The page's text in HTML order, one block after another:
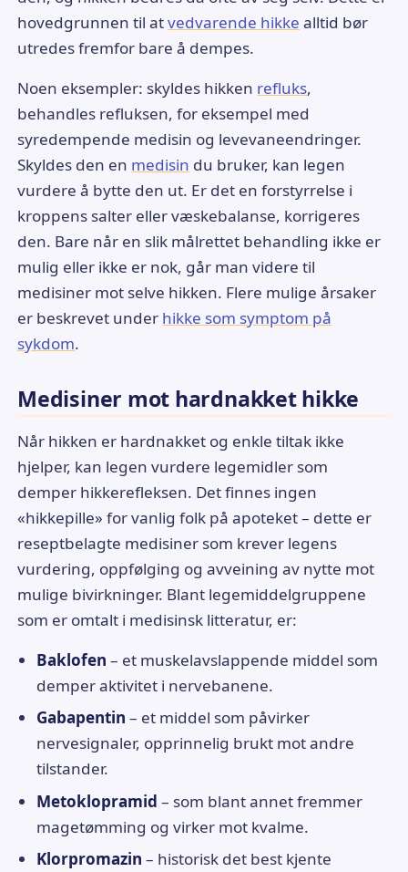
hovedgrunnen til atvedvarende hikke alltid bør
utredes fremfor bare å dempes.
Noen eksempler: skyldes hikken refluks,
behandles refluksen, for eksempel med
syredempende medisin og levevaneendringer.
Skyldes den en medisin du bruker, kan legen
vurdere å bytte den ut. Er det en forstyrrelse i
kroppens salter eller væskebalanse, korrigeres
den. Bare når en slik målrettet behandling ikke er
mulig eller ikke er nok, går man videre til
medisiner mot selve hikken. Flere mulige årsaker
er beskrevet under hikke som symptom på
sykdom.
Medisiner mot hardnakket hikke
Når hikken er hardnakket og enkle tiltak ikke
hjelper, kan legen vurdere legemidler som
demper hikkerefleksen. Det finnes ingen
«hikkepille» for vanlig folk på apoteket – dette er
reseptbelagte medisiner som krever legens
vurdering, oppfølging og avveining av nytte mot
mulige bivirkninger. Blant legemiddelgruppene
som er omtalt i medisinsk litteratur, er:
Baklofen – et muskelavslappende middel som
demper aktivitet i nervebanene.
Gabapentin – et middel som påvirker
nervesignaler, opprinnelig brukt mot andre
tilstander.
Metoklopramid – som blant annet fremmer
magetømming og virker mot kvalme.
Klorpromazin – historisk det best kjente